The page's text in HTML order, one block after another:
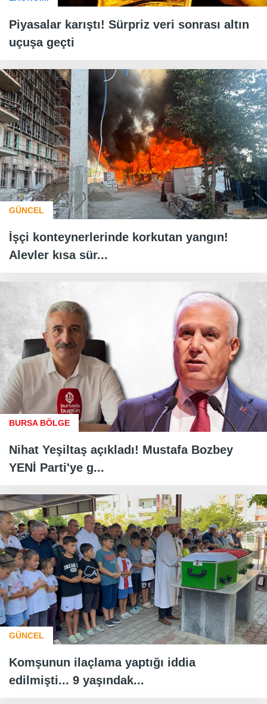
Piyasalar karıştı! Sürpriz veri sonrası altın
uçuşa geçti
GÜNCEL
İşçi konteynerlerinde korkutan yangın!
Alevler kısa sür...
BURSA BÖLGE
Nihat Yeşiltaş açıkladı! Mustafa Bozbey
YENİ Parti'ye g...
GÜNCEL
Komşunun ilaçlama yaptığı iddia
edilmişti... 9 yaşındak...